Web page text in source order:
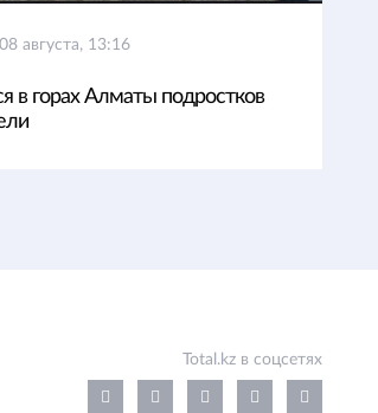
08 августа, 13:16
в горах Алматы подростков
Total.kz в соцсетях